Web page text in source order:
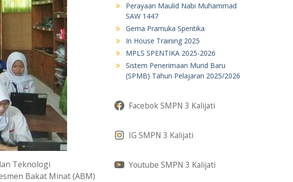
Teknologi
Bakat Minat (ABM)
Perayaan Maulid Nabi Muhammad
SAW 1447
Gema Pramuka Spentika
In House Training 2025
MPLS SPENTIKA 2025-2026
Sistem Penerimaan Murid Baru
(SPMB) Tahun Pelajaran 2025/2026
Facebok SMPN 3 Kalijati
IG SMPN 3 Kalijati
Youtube SMPN 3 Kalijati